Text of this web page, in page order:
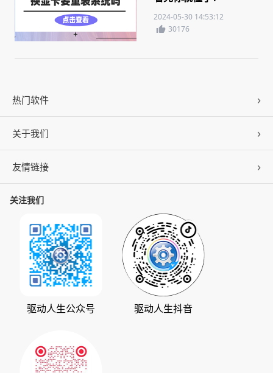
2024-05-30 14:53:12
30176
热门软件
驱动人生
百页窗
数据救星
人生日历
关于我们
公司概况
公司动态
发展历程
支持中心
版权声明
友情链接
ZOL下载
华军软件园
系统之家
下载之家
驱动大师
天极下载
关注我们
驱动人生公众号 驱动人生抖音